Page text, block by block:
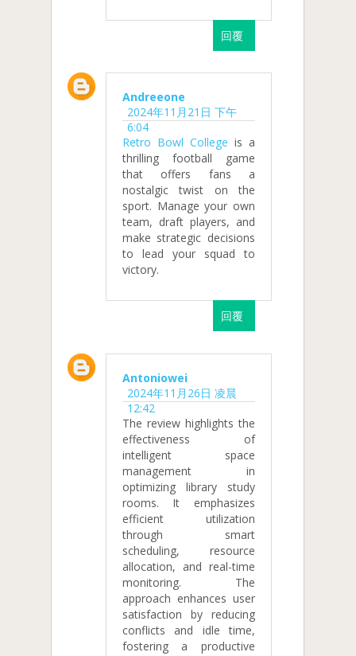
回覆
Andreeone
2024年11月21日 下午
6:04
Retro Bowl College is a
thrilling football game
that offers fans a
nostalgic twist on the
sport. Manage your own
team, draft players, and
make strategic decisions
to lead your squad to
victory.
回覆
Antoniowei
2024年11月26日 凌晨
12:42
The review highlights the
effectiveness of
intelligent space
management in
optimizing library study
rooms. It emphasizes
efficient utilization
through smart
scheduling, resource
allocation, and real-time
monitoring. The
approach enhances user
satisfaction by reducing
conflicts and idle time,
fostering a productive